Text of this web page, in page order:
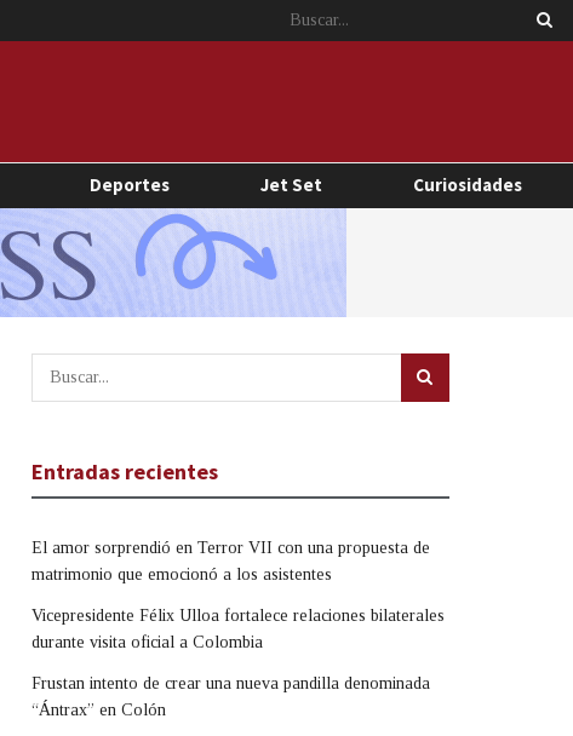
Deportes Jet Set Curiosidades
Entradas recientes
El amor sorprendió en Terror VII con una propuesta de
matrimonio que emocionó a los asistentes
Vicepresidente Félix Ulloa fortalece relaciones bilaterales
durante visita oficial a Colombia
Frustan intento de crear una nueva pandilla denominada
“Ántrax” en Colón